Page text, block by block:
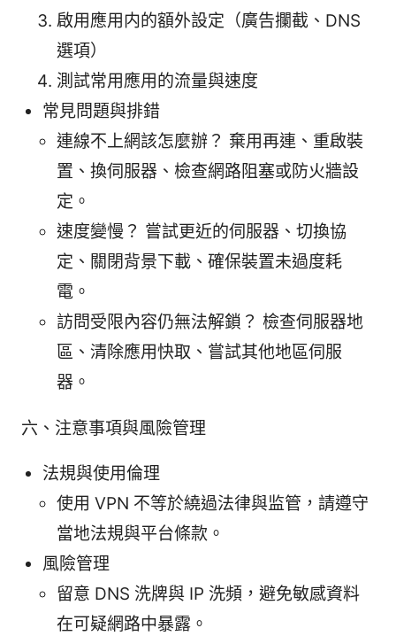
啟用應用内的額外設定（廣告攔截、DNS
選項）
測試常用應用的流量與速度
常見問題與排錯
連線不上網該怎麼辦？ 棄用再連、重啟裝
置、換伺服器、檢查網路阻塞或防火牆設
定。
速度變慢？ 嘗試更近的伺服器、切換協
定、關閉背景下載、確保裝置未過度耗
電。
訪問受限內容仍無法解鎖？ 檢查伺服器地
區、清除應用快取、嘗試其他地區伺服
器。
六、注意事項與風險管理
法規與使用倫理
使用 VPN 不等於繞過法律與监管，請遵守
當地法規與平台條款。
風險管理
留意 DNS 洗牌與 IP 洗頻，避免敏感資料
在可疑網路中暴露。